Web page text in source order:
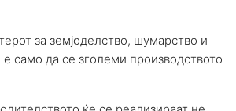
за земјоделство, шумарство и
само да се зголеми производството